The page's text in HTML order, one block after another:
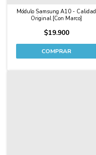
Módulo Samsung A10 - Calidad
Original [Con Marco]
$19.900